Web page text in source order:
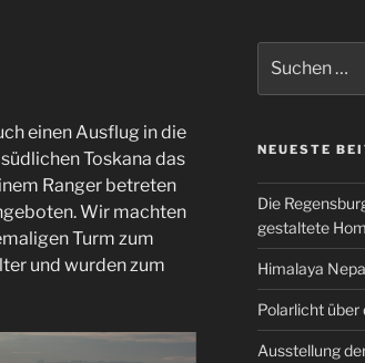
einen Ausflug in die
Toskana das
Ranger betreten
Wir machten
Turm zum
und wurden zum
nach:
NEUESTE
Die
gestaltete
Himalaya
Polarlicht über
Ausstellung